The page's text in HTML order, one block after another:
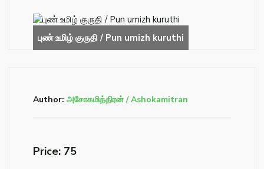
Author: அசோகமித்திரன் / Ashokamitran
Price: ₹75